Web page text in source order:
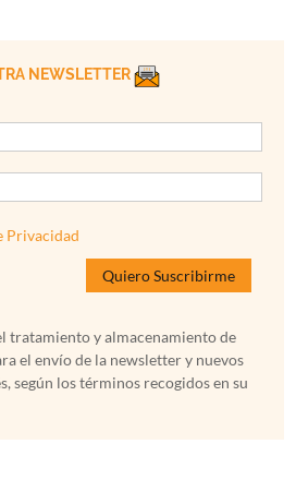
NEWSLETTER
Privacidad
tratamiento y almacenamiento de
el envío de la newsletter y nuevos
según los términos recogidos en su